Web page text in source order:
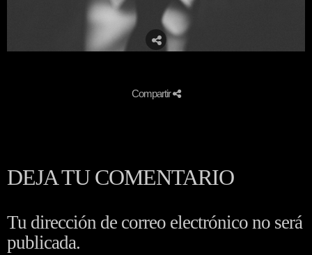
Compartir
DEJA TU COMENTARIO
Tu dirección de correo electrónico no será
publicada.